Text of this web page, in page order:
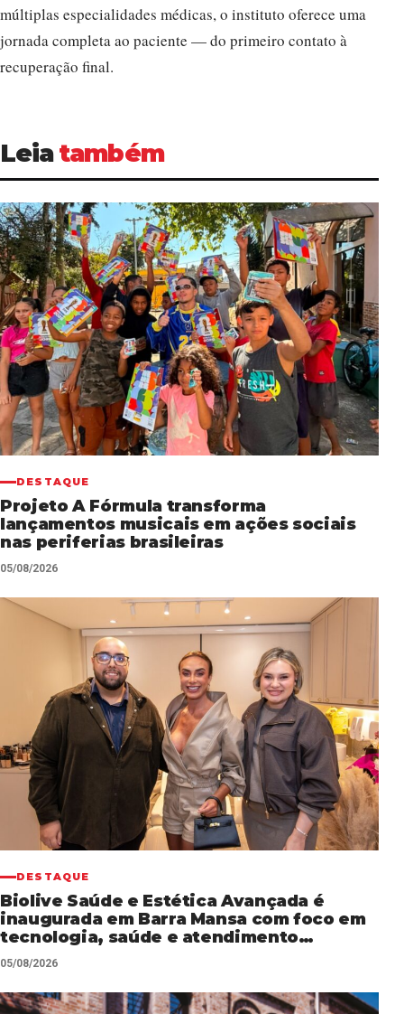
múltiplas especialidades médicas, o instituto oferece uma
jornada completa ao paciente — do primeiro contato à
recuperação final.
Leiatambém
DESTAQUE
Projeto A Fórmula transforma
lançamentos musicais em ações sociais
nas periferias brasileiras
05/08/2026
DESTAQUE
Biolive Saúde e Estética Avançada é
inaugurada em Barra Mansa com foco em
tecnologia, saúde e atendimento
personalizado
05/08/2026